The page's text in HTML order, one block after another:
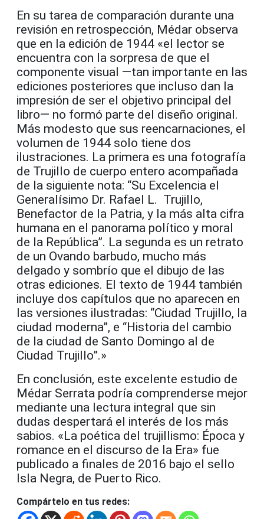
En su tarea de comparación durante una
revisión en retrospección, Médar observa
que en la edición de 1944 «el lector se
encuentra con la sorpresa de que el
componente visual —tan importante en las
ediciones posteriores que incluso dan la
impresión de ser el objetivo principal del
libro— no formó parte del diseño original.
Más modesto que sus reencarnaciones, el
volumen de 1944 solo tiene dos
ilustraciones. La primera es una fotografía
de Trujillo de cuerpo entero acompañada
de la siguiente nota: “Su Excelencia el
Generalísimo Dr. Rafael L. Trujillo,
Benefactor de la Patria, y la más alta cifra
humana en el panorama político y moral
de la República”. La segunda es un retrato
de un Ovando barbudo, mucho más
delgado y sombrío que el dibujo de las
otras ediciones. El texto de 1944 también
incluye dos capítulos que no aparecen en
las versiones ilustradas: “Ciudad Trujillo, la
ciudad moderna”, e “Historia del cambio
de la ciudad de Santo Domingo al de
Ciudad Trujillo”.»
En conclusión, este excelente estudio de
Médar Serrata podría comprenderse mejor
mediante una lectura integral que sin
dudas despertará el interés de los más
sabios. «La poética del trujillismo: Época y
romance en el discurso de la Era» fue
publicado a finales de 2016 bajo el sello
Isla Negra, de Puerto Rico.
Compártelo en tus redes: